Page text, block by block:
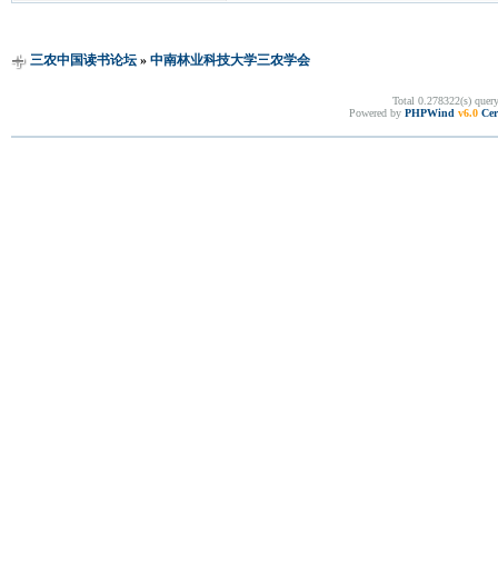
三农中国读书论坛» 中南林业科技大学三农学会
Total 0.278322(s)
Powered by PHPWind v6.0